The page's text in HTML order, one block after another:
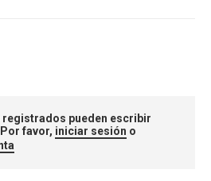
pueden escribir
favor, iniciar sesión o